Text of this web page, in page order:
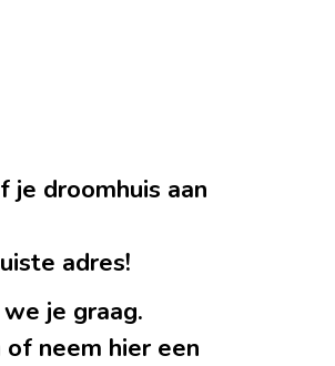
je droomhuis aan
adres!
je graag.
neem hier een